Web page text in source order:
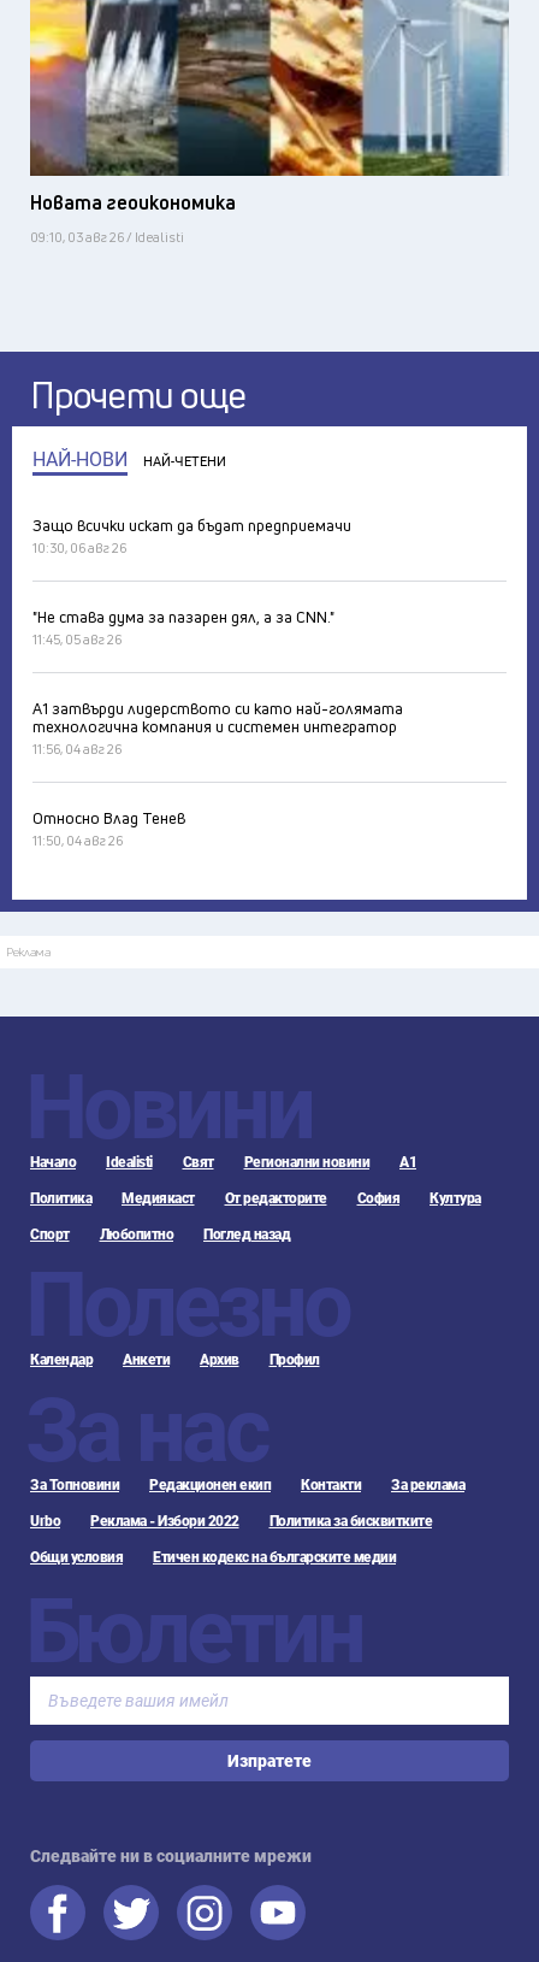
Новата геоикономика
09:10, 03 авг 26 / Idealisti
Прочети още
НАЙ-НОВИ НАЙ-ЧЕТЕНИ
Защо всички искат да бъдат предприемачи
10:30, 06 авг 26
"Не става дума за пазарен дял, а за CNN."
11:45, 05 авг 26
А1 затвърди лидерството си като най-голямата
технологична компания и системен интегратор
11:56, 04 авг 26
Относно Влад Тенев
11:50, 04 авг 26
Реклама
Новини
Начало Idealisti Свят Регионални новини А1
Политика Медиякаст От редакторите София Култура
Спорт Любопитно Поглед назад
Полезно
Календар Анкети Архив Профил
За нас
За Топновини Редакционен екип Контакти За реклама
Urbo Реклама - Избори 2022 Политика за бисквитките
Общи условия Етичен кодекс на българските медии
Бюлетин
Изпратете
Следвайте ни в социалните мрежи